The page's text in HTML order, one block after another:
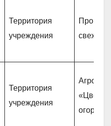
Территория
учреждения
свежем
Территория
учреждения
Агро-